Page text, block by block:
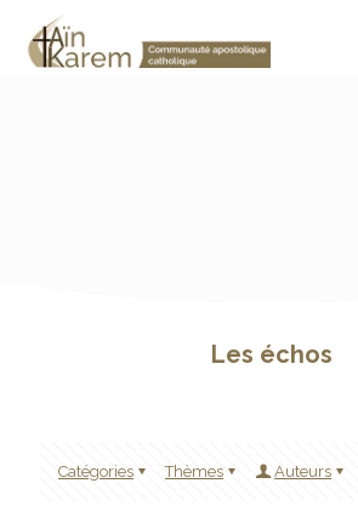
Les échos
Catégories Thèmes Auteurs